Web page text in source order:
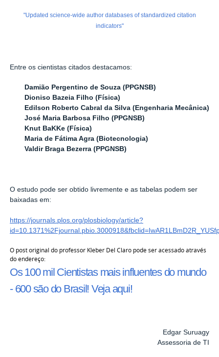
"Updated science-wide author databases of standardized citation
indicators"
Entre os cientistas citados destacamos:
Damião Pergentino de Souza (PPGNSB)
Dioniso Bazeia Filho (Física)
Edilson Roberto Cabral da Silva (Engenharia Mecânica)
José Maria Barbosa Filho (PPGNSB)
Knut BaKKe (Física)
Maria de Fátima Agra (Biotecnologia)
Valdir Braga Bezerra (PPGNSB)
O estudo pode ser obtido livremente e as tabelas podem ser
baixadas em:
https://journals.plos.org/plosbiology/article?
O post original do professor Kleber Del Claro pode ser acessado através
do endereço:
Os 100 mil Cientistas mais influentes do mundo
- 600 são do Brasil! Veja aqui!
Edgar Suruagy
Assessoria de TI